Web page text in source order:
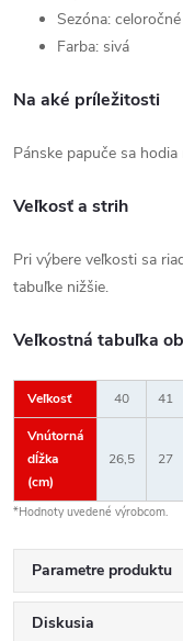
Sezóna:
Farba: sivá
Na aké príležitosti
Pánske papuče sa
Veľkosť a strih
Pri výbere veľkosti sa
tabuľke nižšie.
Veľkostná tabuľka
Veľkosť 40 41
Vnútorná
dĺžka
(cm)
26,5 27
*Hodnoty uvedené výrobcom.
Parametre produktu
Diskusia